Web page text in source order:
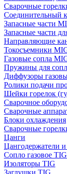
Сварочные
Соединительный
Запасные части
Запасные части
Направляющие
Токосъемники
Газовые сопла
Пружины для
Диффузоры
Ролики подачи
Шейки горелок
Сварочное
Сварочные
Блоки охлаждения
Сварочные
Цанги
Цангодержатели
Сопло газовое TIG
Изоляторы TIG
Заглушки TIG